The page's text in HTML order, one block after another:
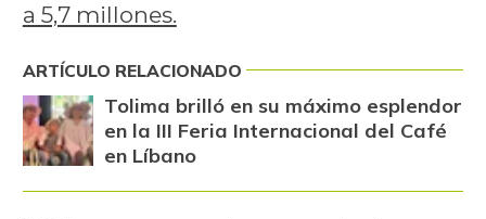
a 5,7 millones.
ARTÍCULO RELACIONADO
Tolima brilló en su máximo esplendor
en la III Feria Internacional del Café
en Líbano